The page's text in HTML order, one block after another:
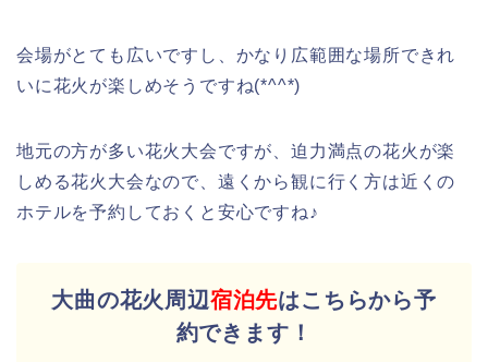
会場がとても広いですし、かなり広範囲な場所できれ
いに花火が楽しめそうですね(*^^*)
地元の方が多い花火大会ですが、迫力満点の花火が楽
しめる花火大会なので、遠くから観に行く方は近くの
ホテルを予約しておくと安心ですね♪
大曲の花火周辺宿泊先はこちらから予
約できます！